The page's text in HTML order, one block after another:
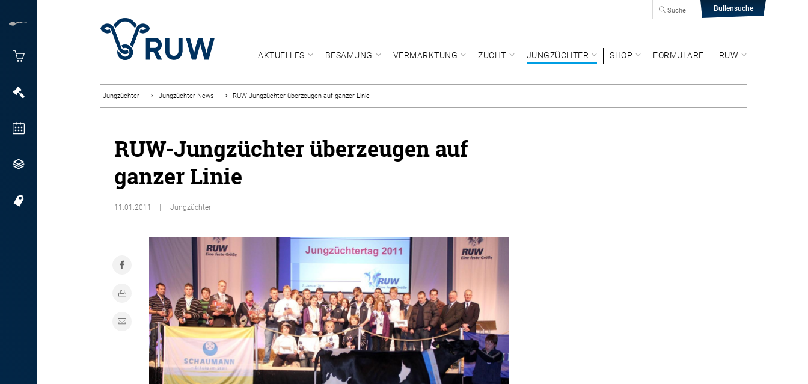
Bullensuche
Suche
AKTUELLES BESAMUNG VERMARKTUNG ZUCHT JUNGZÜCHTER SHOP FORMULARE RUW
Jungzüchter Jungzüchter-News RUW-Jungzüchter überzeugen auf ganzer Linie
RUW-Jungzüchter überzeugen auf
ganzer Linie
11.01.2011 Jungzüchter